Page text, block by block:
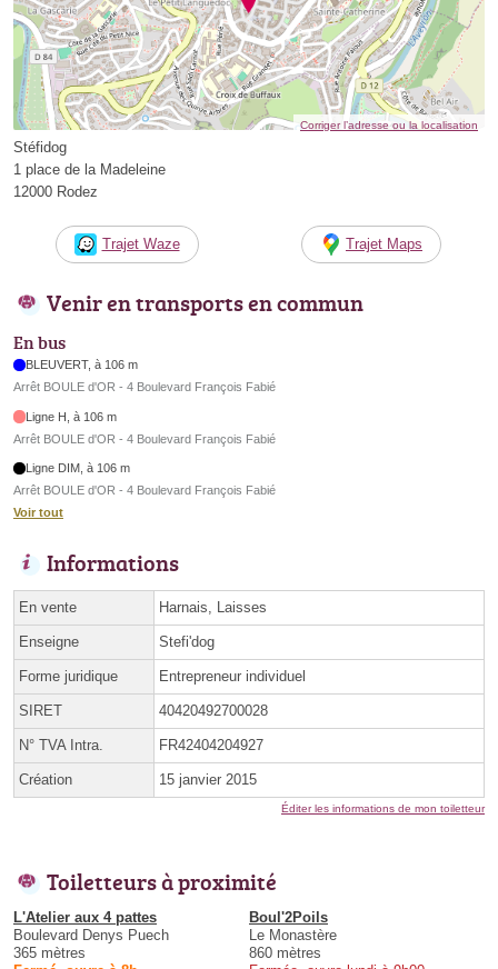
Corriger l’adresse ou la localisation
Stéfidog
1 place de la Madeleine
12000 Rodez
Trajet Waze Trajet Maps
Venir en transports en commun
En bus
BLEUVERT, à 106 m
Arrêt BOULE d'OR - 4 Boulevard François Fabié
Ligne H, à 106 m
Arrêt BOULE d'OR - 4 Boulevard François Fabié
Ligne DIM, à 106 m
Arrêt BOULE d'OR - 4 Boulevard François Fabié
Voir tout
Informations
En vente Harnais, Laisses
Enseigne Stefi'dog
Forme juridique Entrepreneur individuel
SIRET 40420492700028
N° TVA Intra. FR42404204927
Création 15 janvier 2015
Éditer les informations de mon toiletteur
Toiletteurs à proximité
L'Atelier aux 4 pattes
Boulevard Denys Puech
365 mètres
Boul'2Poils
Le Monastère
860 mètres